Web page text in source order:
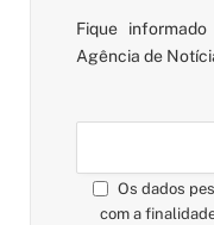
Fique
Agência de
Os dados
com a